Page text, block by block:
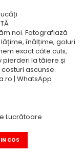
noi. Fotografiază
înălțime, goluri
exact câte cutii,
pierderi la tăiere și
ascunse.
| WhatsApp
Lucrătoare
COS